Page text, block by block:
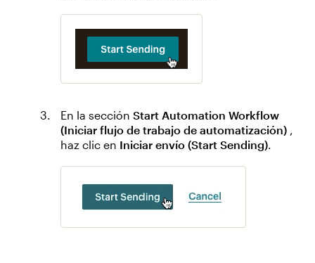
En la sección Start Automation Workflow
(Iniciar flujo de trabajo de automatización) ,
haz clic en Iniciar envío (Start Sending).